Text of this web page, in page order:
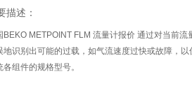
描述：
BEKO METPOINT FLM 流量计报价 通过对当前
地识别出可能的过载，如气流速度过快或故障，
各组件的规格型号。